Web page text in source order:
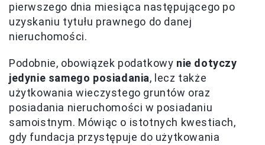
pierwszego dnia miesiąca następującego po
uzyskaniu tytułu prawnego do danej
nieruchomości.
Podobnie, obowiązek podatkowy nie dotyczy
jedynie samego posiadania, lecz także
użytkowania wieczystego gruntów oraz
posiadania nieruchomości w posiadaniu
samoistnym. Mówiąc o istotnych kwestiach,
gdy fundacja przystępuje do użytkowania